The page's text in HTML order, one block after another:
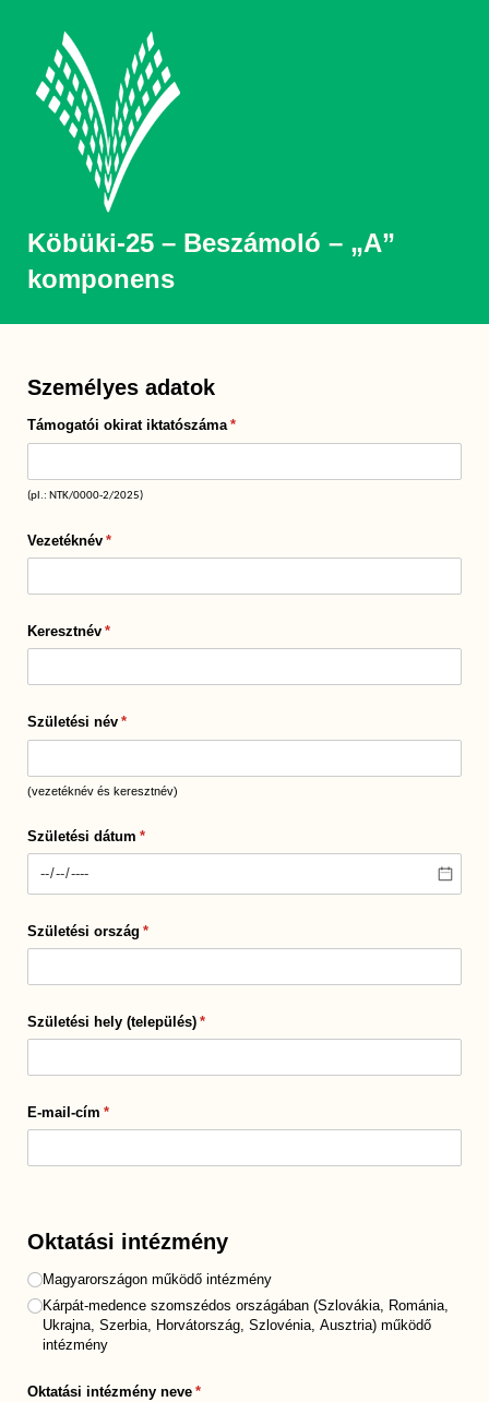
Köbüki-25 – Beszámoló – „A”
komponens
Személyes adatok
Támogatói okirat iktatószáma *
(megadása kötelező)
(pl.: NTK/0000-2/2025)
Vezetéknév *
(megadása kötelező)
Keresztnév *
(megadása kötelező)
Születési név *
(megadása kötelező)
(vezetéknév és keresztnév)
Születési dátum *
(megadása kötelező)
Születési ország *
(megadása kötelező)
Születési hely (település) *
(megadása kötelező)
E-mail-cím *
(megadása kötelező)
Oktatási intézmény
Magyarországi vagy Határon túli intézmény
Magyarországon működő intézmény
Kárpát-medence szomszédos országában (Szlovákia, Románia,
Ukrajna, Szerbia, Horvátország, Szlovénia, Ausztria) működő
intézmény
Oktatási intézmény neve *
(megadása kötelező)